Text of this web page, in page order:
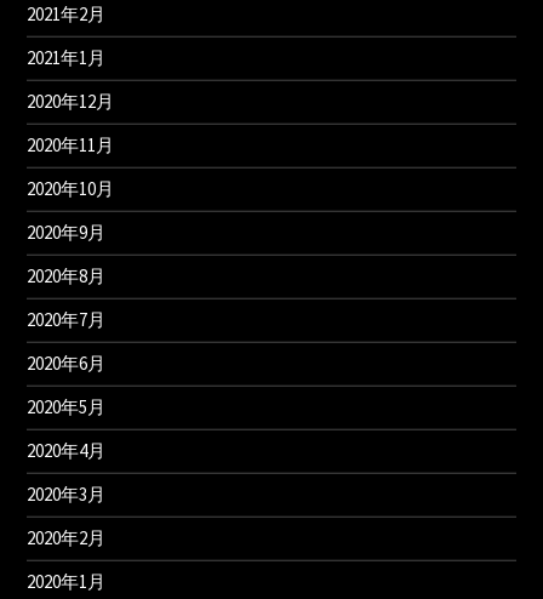
2021年2月
2021年1月
2020年12月
2020年11月
2020年10月
2020年9月
2020年8月
2020年7月
2020年6月
2020年5月
2020年4月
2020年3月
2020年2月
2020年1月